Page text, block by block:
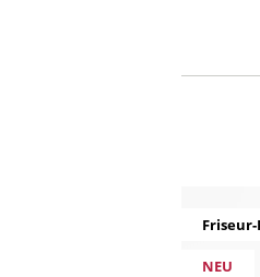
NEU